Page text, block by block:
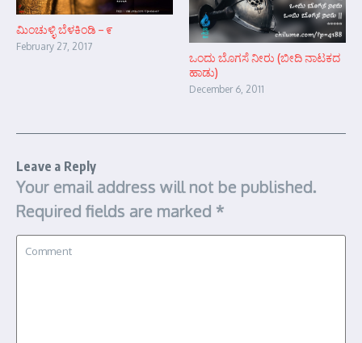
ಮಿಂಚುಳ್ಳಿ ಬೆಳಕಿಂಡಿ – ೯
February 27, 2017
ಒಂದು ಬೊಗಸೆ ನೀರು (ಬೀದಿ ನಾಟಕದ
ಹಾಡು)
December 6, 2011
Leave a Reply
Your email address will not be published.
Required fields are marked *